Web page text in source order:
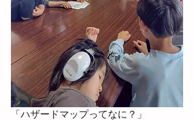
「ハザードマップってなに？」